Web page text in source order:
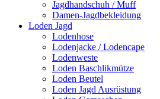
Jagdhandschuh / Muff
Damen-Jagdbekleidung
Loden Jagd
Lodenhose
Lodenjacke / Lodencape
Lodenweste
Loden Baschlikmütze
Loden Beutel
Loden Jagd Ausrüstung